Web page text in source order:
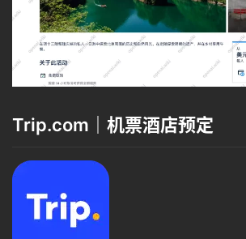
Trip.com｜机票酒店预定